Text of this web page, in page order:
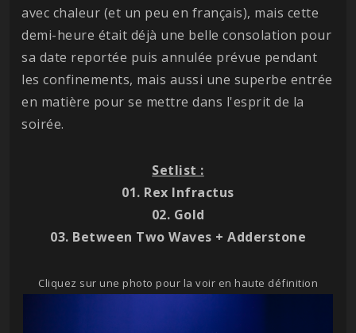
avec chaleur (et un peu en français), mais cette
demi-heure était déjà une belle consolation pour
sa date reportée puis annulée prévue pendant
les confinements, mais aussi une superbe entrée
en matière pour se mettre dans l'esprit de la
soirée.
Setlist :
01. Rex Infractus
02. Gold
03. Between Two Waves + Adderstone
Cliquez sur une photo pour la voir en haute définition